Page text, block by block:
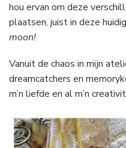
hou ervan om deze
plaatsen, juist in deze
moon!
Vanuit de chaos in mijn
dreamcatchers en
m’n liefde en al m’n